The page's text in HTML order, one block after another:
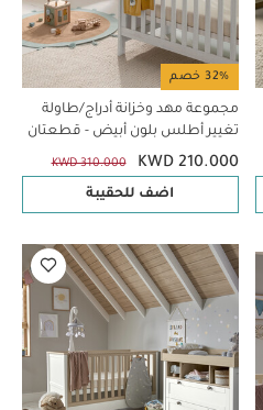
32% خصم
مجموعة مهد وخزانة أدراج/طاولة
تغيير أطلس بلون أبيض - قطعتان
KWD 210.000
KWD 310.000
اضف للحقيبة